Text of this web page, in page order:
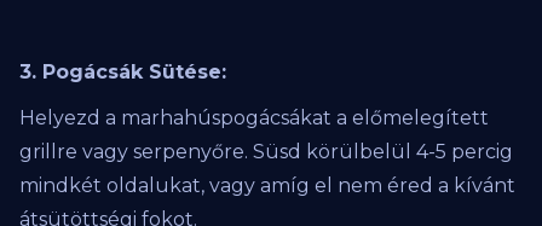
3. Pogácsák Sütése:
Helyezd a marhahúspogácsákat a előmelegített
grillre vagy serpenyőre. Süsd körülbelül 4-5 percig
mindkét oldalukat, vagy amíg el nem éred a kívánt
átsütöttségi fokot.